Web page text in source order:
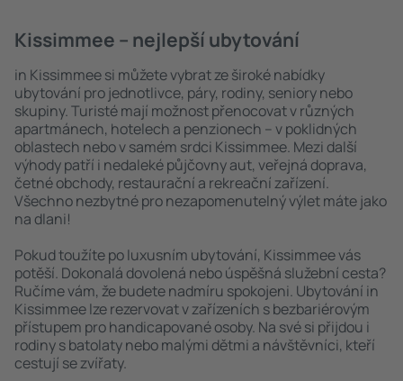
Kissimmee – nejlepší ubytování
in Kissimmee si můžete vybrat ze široké nabídky
ubytování pro jednotlivce, páry, rodiny, seniory nebo
skupiny. Turisté mají možnost přenocovat v různých
apartmánech, hotelech a penzionech – v poklidných
oblastech nebo v samém srdci Kissimmee. Mezi další
výhody patří i nedaleké půjčovny aut, veřejná doprava,
četné obchody, restaurační a rekreační zařízení.
Všechno nezbytné pro nezapomenutelný výlet máte jako
na dlani!
Pokud toužíte po luxusním ubytování, Kissimmee vás
potěší. Dokonalá dovolená nebo úspěšná služební cesta?
Ručíme vám, že budete nadmíru spokojeni. Ubytování in
Kissimmee lze rezervovat v zařízeních s bezbariérovým
přístupem pro handicapované osoby. Na své si přijdou i
rodiny s batolaty nebo malými dětmi a návštěvníci, kteří
cestují se zvířaty.